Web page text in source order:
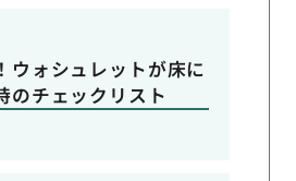
ウォシュレットが床に
のチェックリスト